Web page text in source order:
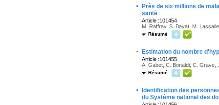
·
Près de six millions de
santé
Article :101454
M. Raffray, S. Bayat, M.
Résumé
· Estimation du nombre
Article :101455
A. Gabet, C. Bonaldi, C. Grave,
Résumé
·
Identification des
du Système national des